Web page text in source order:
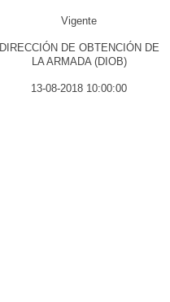
Vigente
DIRECCIÓN DE OBTENCIÓN DE
LA ARMADA (DIOB)
13-08-2018 10:00:00